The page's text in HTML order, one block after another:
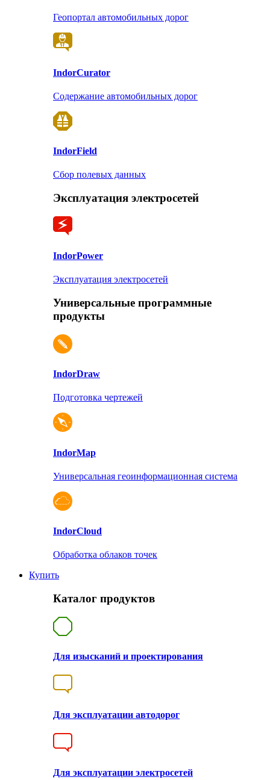
Геопортал автомобильных дорог
IndorCurator
Содержание автомобильных дорог
IndorField
Сбор полевых данных
Эксплуатация электросетей
IndorPower
Эксплуатация электросетей
Универсальные программные
продукты
IndorDraw
Подготовка чертежей
IndorMap
Универсальная геоинформационная система
IndorCloud
Обработка облаков точек
Купить
Каталог продуктов
Для изысканий и проектирования
Для эксплуатации автодорог
Для эксплуатации электросетей